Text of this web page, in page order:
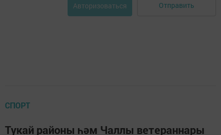
Авторизоваться Отправить
СПОРТ
Тукай районы һәм Чаллы ветераннары